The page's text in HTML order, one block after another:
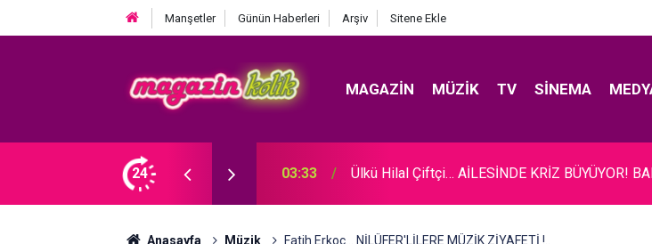
Manşetler Günün Haberleri Arşiv Sitene Ekle
MAGAZIN MÜZIK TV SINEMA
24
BABAYA ZİNA SUÇLAMASI! 03:26 Acun Ilıcalı... BAKAN ERSOY'A TANITIM
Anasayfa Müzik Fatih Erkoç... NİLÜFER'LİLERE MÜZİK ZİYAFETİ !..